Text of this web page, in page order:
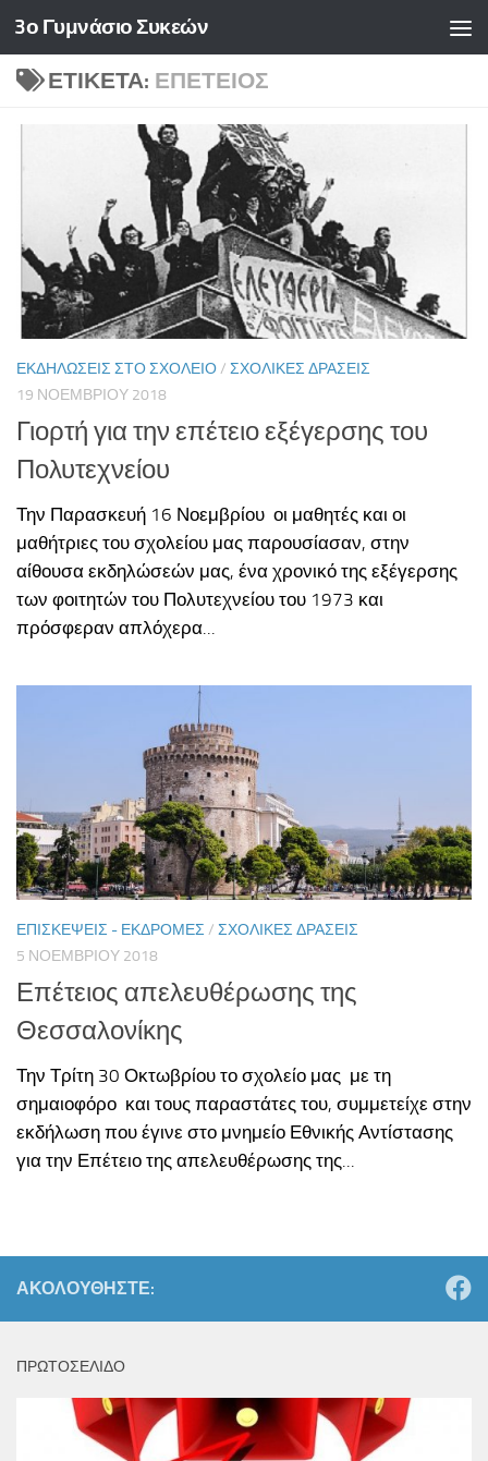
Skip to content
3ο Γυμνάσιο Συκεών
ΕΤΙΚΈΤΑ: ΕΠΈΤΕΙΟΣ
ΕΚΔΗΛΏΣΕΙΣ ΣΤΟ ΣΧΟΛΕΊΟ/ ΣΧΟΛΙΚΈΣ ΔΡΆΣΕΙΣ
19 ΝΟΕΜΒΡΊΟΥ 2018
Γιορτή για την επέτειο εξέγερσης του
Πολυτεχνείου
Την Παρασκευή 16 Νοεμβρίου οι μαθητές και οι
μαθήτριες του σχολείου μας παρουσίασαν, στην
αίθουσα εκδηλώσεών μας, ένα χρονικό της εξέγερσης
των φοιτητών του Πολυτεχνείου του 1973 και
πρόσφεραν απλόχερα...
ΕΠΙΣΚΈΨΕΙΣ - ΕΚΔΡΟΜΈΣ / ΣΧΟΛΙΚΈΣ ΔΡΆΣΕΙΣ
5 ΝΟΕΜΒΡΊΟΥ 2018
Επέτειος απελευθέρωσης της
Θεσσαλονίκης
Την Τρίτη 30 Οκτωβρίου το σχολείο μας με τη
σημαιοφόρο και τους παραστάτες του, συμμετείχε στην
εκδήλωση που έγινε στο μνημείο Εθνικής Αντίστασης
για την Επέτειο της απελευθέρωσης της...
ΑΚΟΛΟΥΘΉΣΤΕ:
ΠΡΩΤΟΣΕΛΙΔΟ